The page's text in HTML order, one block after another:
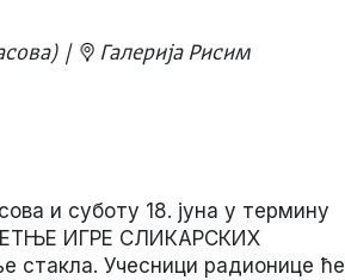
Галерија Рисим
и суботу 18. јуна у термину
ИГРЕ СЛИКАРСКИХ
стакла. Учесници радионице ће